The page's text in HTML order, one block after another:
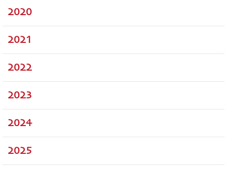
2020
2021
2022
2023
2024
2025